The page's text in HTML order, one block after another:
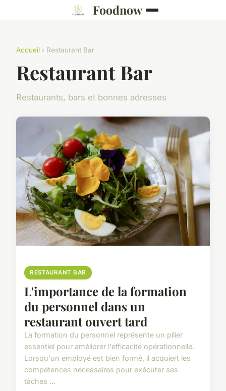
Foodnow
Accueil › Restaurant Bar
Restaurant Bar
Restaurants, bars et bonnes adresses
RESTAURANT BAR
L'importance de la formation
du personnel dans un
restaurant ouvert tard
La formation du personnel représente un pilier
essentiel pour améliorer l'efficacité opérationnelle.
Lorsqu'un employé est bien formé, il acquiert les
compétences nécessaires pour exécuter ses
tâches ...